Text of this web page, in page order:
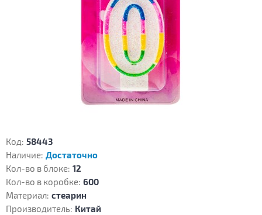
Код: 58443
Наличие: Достаточно
Кол-во в блоке: 12
Кол-во в коробке: 600
Материал: стеарин
Производитель: Китай